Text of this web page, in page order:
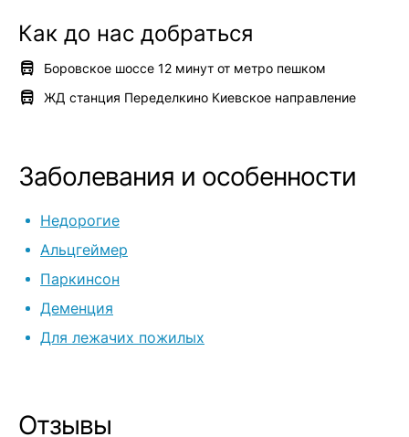
Как до нас добраться
Боровское шоссе 12 минут от метро пешком
ЖД станция Переделкино Киевское направление
Заболевания и особенности
Недорогие
Альцгеймер
Паркинсон
Деменция
Для лежачих пожилых
Отзывы